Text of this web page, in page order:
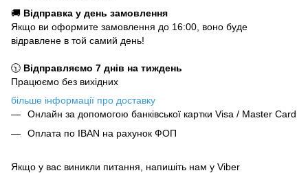
🚚 Відправка у день замовлення
Якщо ви оформите замовлення до 16:00, воно буде
відравлене в той самий день!
🕥 Відправляємо 7 днів на тиждень
Працюємо без вихідних
більше інформації про доставку
Онлайн за допомогою банківської картки Visa / Master Card
Оплата по IBAN на рахунок ФОП
Якщо у вас виникли питання, напишіть нам у Viber